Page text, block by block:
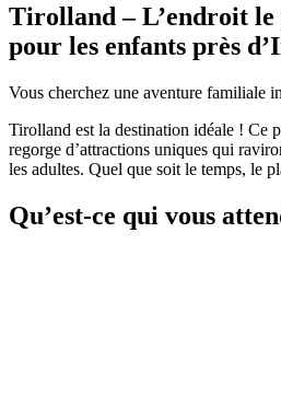
Tirolland – L’endroit le
pour les enfants près
Vous cherchez une aventure familiale
Tirolland est la destination idéale ! Ce
regorge d’attractions uniques qui
les adultes. Quel que soit le temps, le
Qu’est-ce qui vous